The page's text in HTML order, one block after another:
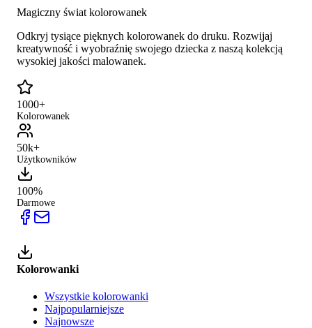
Magiczny świat kolorowanek
Odkryj tysiące pięknych kolorowanek do druku. Rozwijaj
kreatywność i wyobraźnię swojego dziecka z naszą kolekcją
wysokiej jakości malowanek.
1000+
Kolorowanek
50k+
Użytkowników
100%
Darmowe
Kolorowanki
Wszystkie kolorowanki
Najpopularniejsze
Najnowsze